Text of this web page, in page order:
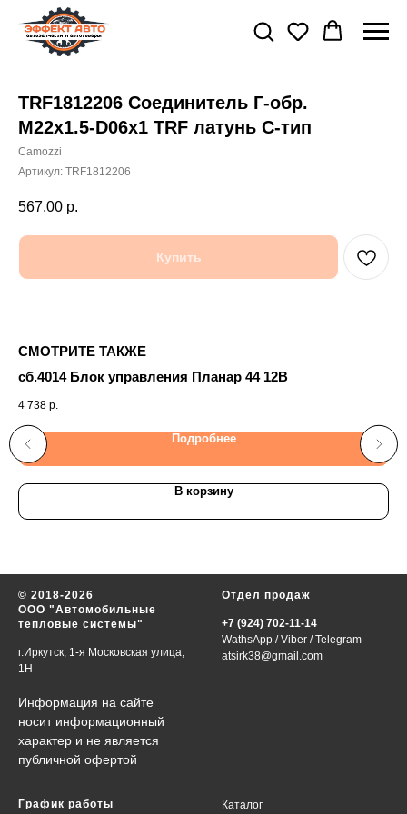
TRF1812206 Соединитель Г-обр.
M22x1.5-D06x1 TRF латунь C-тип
Camozzi
Артикул: TRF1812206
567,00 р.
Купить
СМОТРИТЕ ТАКЖЕ
сб.4014 Блок управления Планар 44 12В
4 738 р.
Подробнее
В корзину
© 2018-2026
ООО "Автомобильные
тепловые системы"
г.Иркутск, 1-я Московская улица,
1Н
Информация на сайте
носит информационный
характер и не является
публичной офертой
Отдел продаж
+7 (924) 702-11-14
WathsApp /Viber /Telegram
atsirk38@gmail.com
График работы Каталог